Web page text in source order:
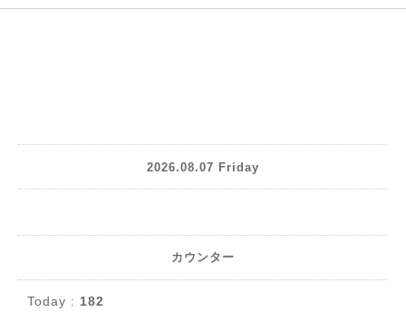
2026.08.07 Friday
カウンター
Today : 182